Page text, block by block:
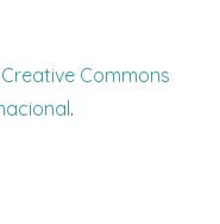
Commons
.